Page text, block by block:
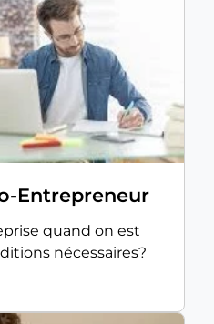
Entrepreneur
quand on est
nécessaires?